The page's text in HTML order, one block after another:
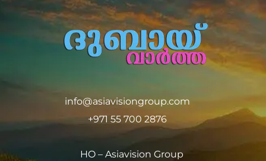
info@asiavisiongroup.com
+971 55 700 2876
HO – Asiavision Group